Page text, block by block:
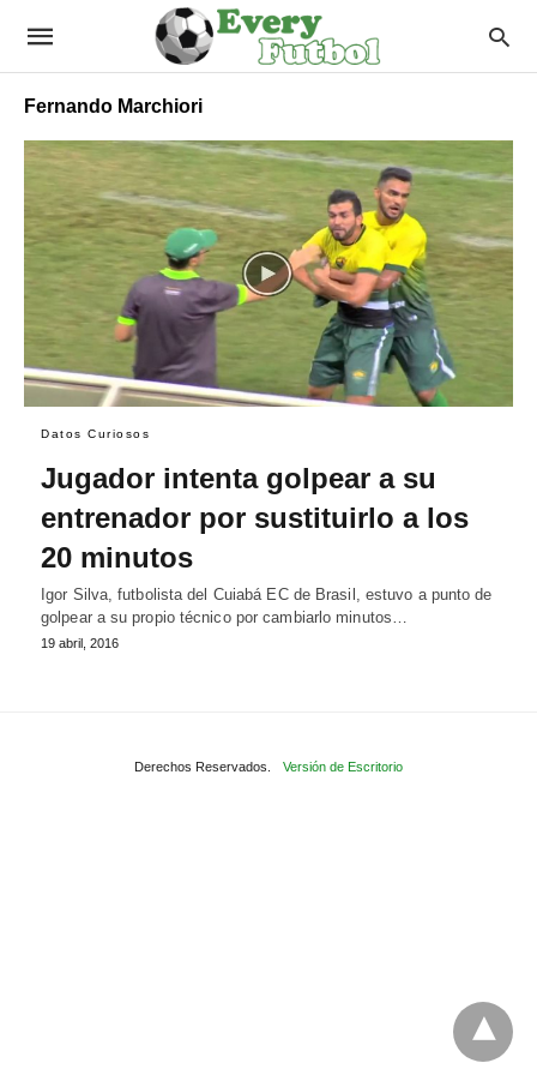
Fernando Marchiori
Datos Curiosos
Jugador intenta golpear a su
entrenador por sustituirlo a los
20 minutos
Igor Silva, futbolista del Cuiabá EC de Brasil, estuvo a punto de
golpear a su propio técnico por cambiarlo minutos…
19 abril, 2016
Derechos Reservados. Versión de Escritorio